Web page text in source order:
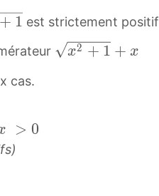
+ 1 est strictement
x x2 + 1 + x
cas.
> 0